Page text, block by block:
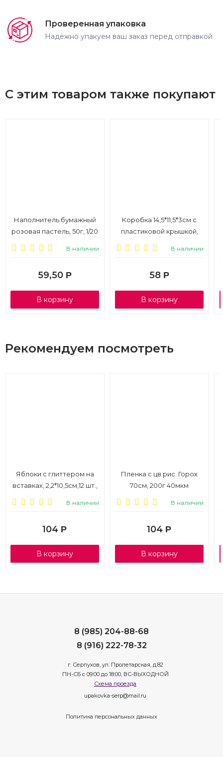
Проверенная упаковка
Надёжно упакуем ваш заказ перед отправкой
С этим товаром также покупают
Наполнитель бумажный
розовая пастель, 50г, 1/20
В наличии
59,50 Р
В корзину
Коробка 14,5*11,5*3см с
пластиковой крышкой,
В наличии
58 Р
В корзину
Рекомендуем посмотреть
Яблоки с глиттером на
вставках, 2,2*10,5см,12 шт.,
В наличии
104 Р
В корзину
Пленка с цв.рис. Горох
70см, 200г 40мкм
В наличии
104 Р
В корзину
8 (985) 204-88-68
8 (916) 222-78-32
г. Серпухов, ул. Пролетарская, д.82
ПН-СБ с 09:00 до 18:00, ВС-ВЫХОДНОЙ
Схема проезда
upakovka-serp@mail.ru
Политика персональных данных